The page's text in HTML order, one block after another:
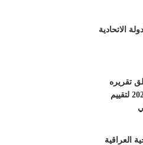
الاتحادية
تقريره
للأعوام 2020-2025 لتقييم
العراقية